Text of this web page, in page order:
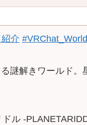
介
謎解きワールド
ル -